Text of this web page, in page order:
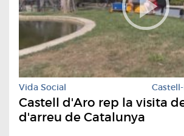
Vida Social
Castell d'Aro rep la visita
d'arreu de Catalunya